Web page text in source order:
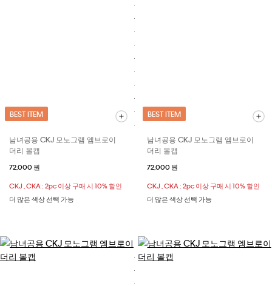
BEST ITEM
남녀공용 CKJ 모노그램 엠브로이
더리 볼캡
72,000 원
CKJ , CKA : 2pc 이상 구매 시 10% 할인
더 많은 색상 선택 가능
BEST ITEM
남녀공용 CKJ 모노그램 엠브로이
더리 볼캡
72,000 원
CKJ , CKA : 2pc 이상 구매 시 10% 할인
더 많은 색상 선택 가능